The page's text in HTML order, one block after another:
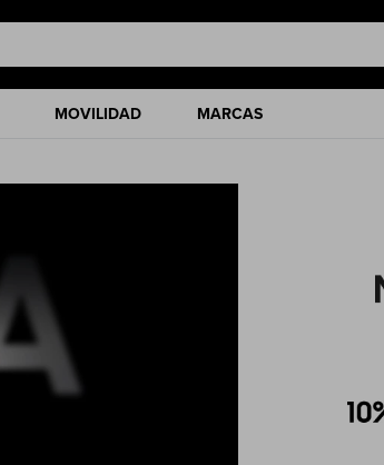
MOVILIDAD MARCAS